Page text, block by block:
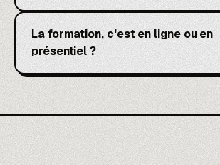
La formation, c'est en ligne ou en
présentiel ?